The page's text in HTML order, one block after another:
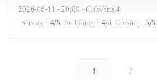
2026-06-11 - 20:00 - Couverts 4
Service : 4/5 Ambiance : 4/5 Cuisine : 5/5
1 2